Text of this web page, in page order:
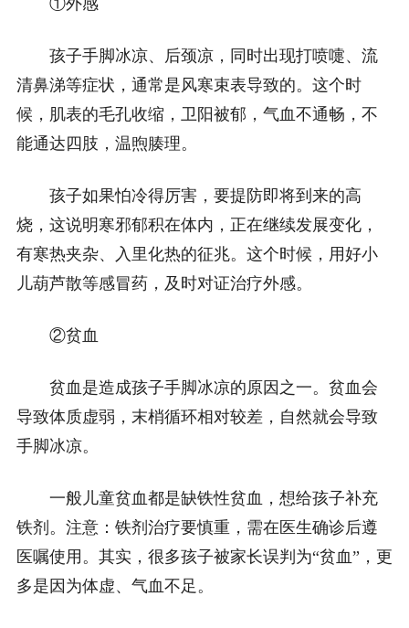
①外感
孩子手脚冰凉、后颈凉，同时出现打喷嚏、流
清鼻涕等症状，通常是风寒束表导致的。这个时
候，肌表的毛孔收缩，卫阳被郁，气血不通畅，不
能通达四肢，温煦腠理。
孩子如果怕冷得厉害，要提防即将到来的高
烧，这说明寒邪郁积在体内，正在继续发展变化，
有寒热夹杂、入里化热的征兆。这个时候，用好小
儿葫芦散等感冒药，及时对证治疗外感。
②贫血
贫血是造成孩子手脚冰凉的原因之一。贫血会
导致体质虚弱，末梢循环相对较差，自然就会导致
手脚冰凉。
一般儿童贫血都是缺铁性贫血，想给孩子补充
铁剂。注意：铁剂治疗要慎重，需在医生确诊后遵
医嘱使用。其实，很多孩子被家长误判为“贫血”，更
多是因为体虚、气血不足。